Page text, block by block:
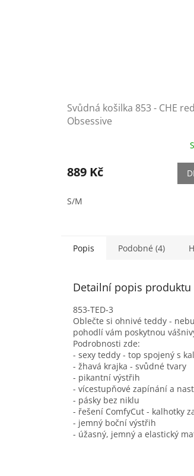
Svůdná košilka 853 - CHE
Obsessive
889 Kč
S/M
Popis Podobné (4)
Detailní popis produktu
853-TED-3
Oblečte si ohnivé teddy -
pohodlí vám poskytnou
Podrobnosti zde:
- sexy teddy - top spojený s
- žhavá krajka - svůdné tvary
- pikantní výstřih
- vícestupňové zapínání a
- pásky bez niklu
- řešení ComfyCut - kalhotky
- jemný boční výstřih
- úžasný, jemný a elastický